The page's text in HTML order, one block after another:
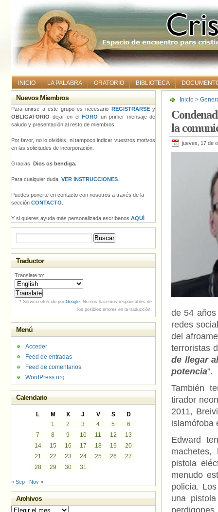
INICIO LA PALABRA ORATORIO BIBLIOTECA
Inicio >
la
jueves, 17 de
de 54
redes
del
terroristas
de llegar
potencia”.
También
tirador
2011,
islamófoba
Edward
pistola
menudo
policía.
una
Nuevos Miembros
Para unirse a este grupo es necesario REGISTRARSEy
OBLIGATORIO dejar en el FORO un primer mensaje de
saludo y presentación al resto de miembros.
Por favor, no lo olvidéis, ni tampoco indicar vuestros motivos
en las solicitudes de incorporación.
Gracias. Dios os bendiga.
Para cualquier duda, VER INSTRUCCIONES
Puedes ponerte en contacto con nosotros a través de la
sección CONTACTO
Y si quieres ayuda más personalizada escríbenos AQUÍ
Traductor
Translate to:
* Servicio ofrecido por Google. No nos hacemos responsables de
los posibles errores en la traducción.
Menú
Acceder
Feed de entradas
Feed de comentarios
WordPress.org
Calendario
L M X J V S
D
1
2 3 4 5
6
7
8 9 10 11 12
13
14
15 16 17 18 19
20
21
22 23 24 25 26
27
28
29 30 31
« Sep Nov »
Archivos
Archivos